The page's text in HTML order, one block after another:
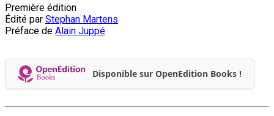
Première édition
Édité par Stephan Martens
Préface de Alain Juppé
Disponible sur OpenEdition Books !